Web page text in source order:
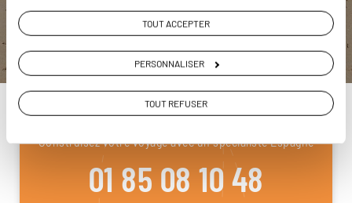
TOUT ACCEPTER
PERSONNALISER
TOUT REFUSER
ou
Construisez votre voyage avec un spécialiste Espagne
01 85 08 10 48